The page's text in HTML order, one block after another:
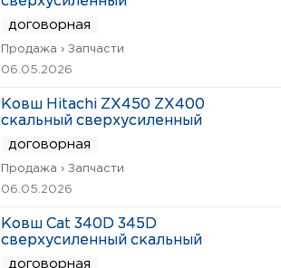
договорная
Продажа › Запчасти
06.05.2026
Ковш Hitachi ZX450 ZX400
скальный сверхусиленный
договорная
Продажа › Запчасти
06.05.2026
Ковш Cat 340D 345D
сверхусиленный скальный
договорная